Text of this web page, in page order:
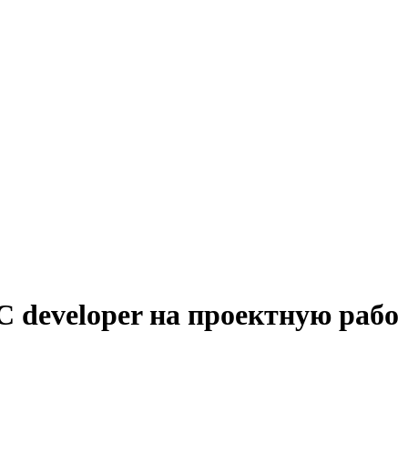
developer на проектную